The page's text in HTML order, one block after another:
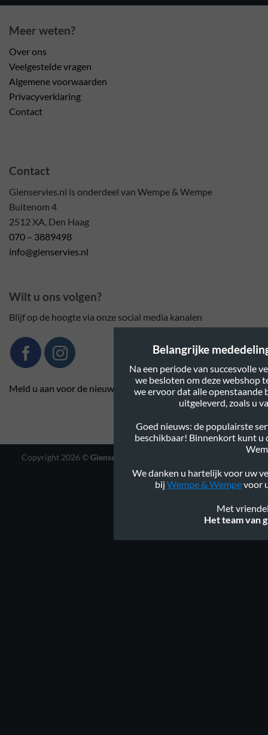
Meer weten?
Over ons
Veelgestelde vragen
Algemene voorwaarden
Privacyverklaring
Contact
Contact
Gienservies.nl is onderdeel van Wempe & Wempe
Buitenom 4
2512 XA, Den Haag
070 – 3889498
info@gienservies.nl
Wilt u ons volgen?
Blijf op de hoogte via onze social media kanalen
Meld u aan voor de nieuwsbrief
Copyright 2026 ©Gienservies.nl
Design
Belangrijke
Na een periode van succesvolle
we besloten om deze webshop
we ervoor dat alle openstaande
uitgeleverd, zoals u
Goed nieuws: de populairste
beschikbaar! Binnenkort kunt u
We danken u hartelijk voor uw
bij Wempe & Wempevoor
Met
Het team van